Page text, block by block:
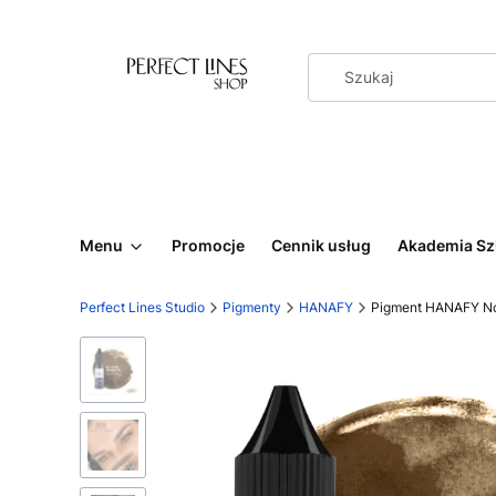
Menu Promocje Cennik usług Akademia
Perfect Lines Studio Pigmenty HANAFY Pigment HANAFY